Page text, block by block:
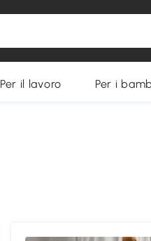
Per il lavoro Per i